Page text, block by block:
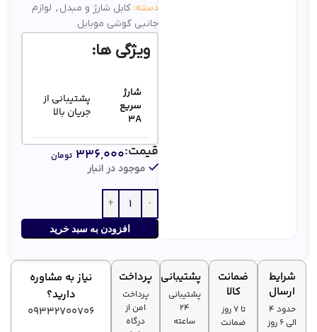
دسته: کابل شارژ و مبدل , لوازم
جانبی گوشی موبایل
ویژگی ها:
شارژ
سریع
3A
پشتیبانی از
جریان بالا
سازگاری
کار با تمام
دستگاه‌های
روکش
PVC
طراحی ضد
گره‌خوردگی
موجود در انبار
افزودن به سبد خرید
قیمت:۳۳۶,۰۰۰ تومان
شرایط
ارسال
حدود 4
الی 6 روز
ضمانت
کالا
تا ۷ روز
ضمانت
پشتیبانی
پشتیبانی
۲۴
ساعته
پرداخت
پرداخت
امن از
درگاه
نیاز به مشاوره
دارید؟
09332700706